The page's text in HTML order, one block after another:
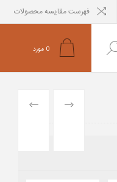
فهرست مقایسه محصولات
0 مورد
PREVIOUS
NEXT